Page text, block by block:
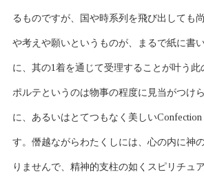
るものですが、国や時系列を飛び出しても
や考えや願いというものが、まるで紙に書
に、其の1着を通じて受理することが叶う此
ポルテというのは物事の程度に見当がつけ
に、あるいはとてつもなく美しい
す。僭越ながらわたくしには、心の内に神
りませんで、精神的支柱の如くスピリチュ